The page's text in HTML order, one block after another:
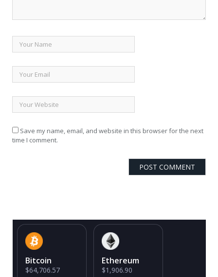
Save my name, email, and website in this browser for the next
time I comment.
Bitcoin
$64,706.57
Ethereum
$1,906.90